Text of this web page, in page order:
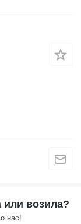
или возила?
нас!